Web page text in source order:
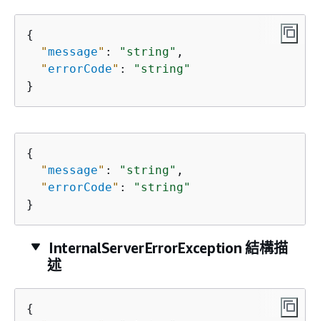
{
"message" : "string" ,
" errorCode" :
"string"
}
{
"message" : "string" ,
" errorCode" :
"string"
}
InternalServerErrorException 結構描
述
{